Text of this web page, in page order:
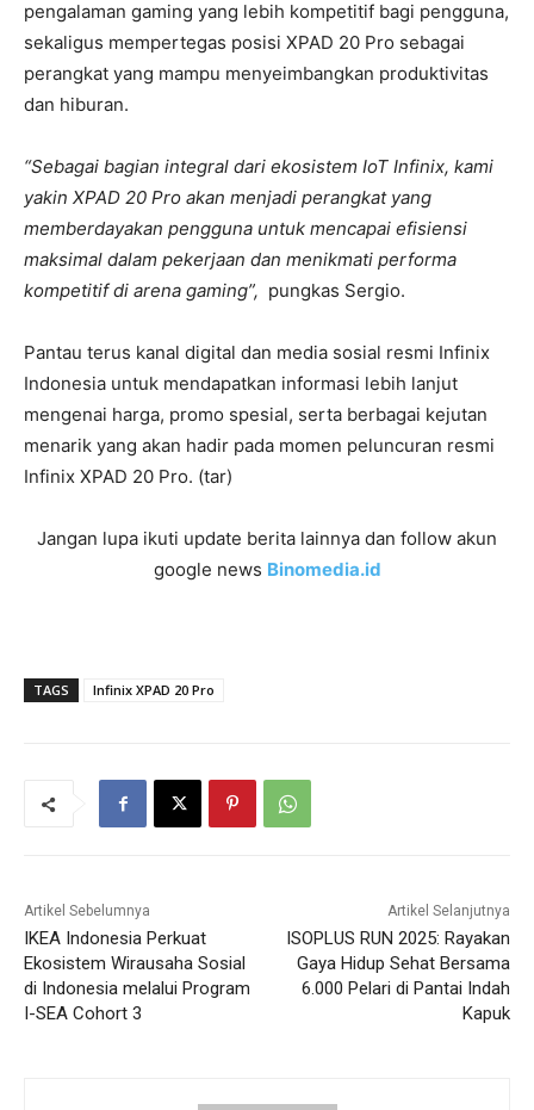
pengalaman gaming yang lebih kompetitif bagi pengguna,
sekaligus mempertegas posisi XPAD 20 Pro sebagai
perangkat yang mampu menyeimbangkan produktivitas
dan hiburan.
“Sebagai bagian integral dari ekosistem IoT Infinix, kami
yakin XPAD 20 Pro akan menjadi perangkat yang
memberdayakan pengguna untuk mencapai efisiensi
maksimal dalam pekerjaan dan menikmati performa
kompetitif di arena gaming”, pungkas Sergio.
Pantau terus kanal digital dan media sosial resmi Infinix
Indonesia untuk mendapatkan informasi lebih lanjut
mengenai harga, promo spesial, serta berbagai kejutan
menarik yang akan hadir pada momen peluncuran resmi
Infinix XPAD 20 Pro. (tar)
Jangan lupa ikuti update berita lainnya dan follow akun
google news Binomedia.id
TAGS Infinix XPAD 20 Pro
Artikel Sebelumnya
IKEA Indonesia Perkuat
Ekosistem Wirausaha Sosial
di Indonesia melalui Program
I-SEA Cohort 3
Artikel Selanjutnya
ISOPLUS RUN 2025: Rayakan
Gaya Hidup Sehat Bersama
6.000 Pelari di Pantai Indah
Kapuk